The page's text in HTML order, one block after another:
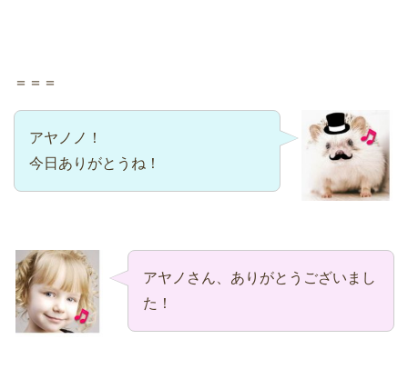
＝＝＝
アヤノノ！
今日ありがとうね！
アヤノさん、ありがとうございまし
た！